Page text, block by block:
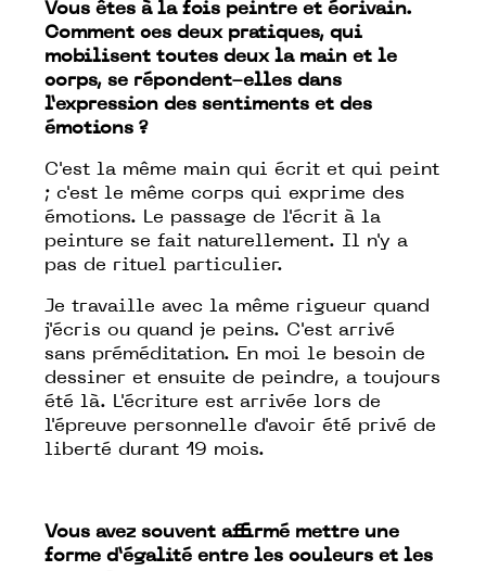
Vous êtes à la fois peintre et écrivain.
Comment ces deux pratiques, qui
mobilisent toutes deux la main et le
corps, se répondent-elles dans
l’expression des sentiments et des
émotions ?
C'est la même main qui écrit et qui peint
; c'est le même corps qui exprime des
émotions. Le passage de l'écrit à la
peinture se fait naturellement. Il n'y a
pas de rituel particulier.
Je travaille avec la même rigueur quand
j'écris ou quand je peins. C'est arrivé
sans préméditation. En moi le besoin de
dessiner et ensuite de peindre, a toujours
été là. L'écriture est arrivée lors de
l'épreuve personnelle d'avoir été privé de
liberté durant 19 mois.
Vous avez souvent affirmé mettre une
forme d’égalité entre les couleurs et les